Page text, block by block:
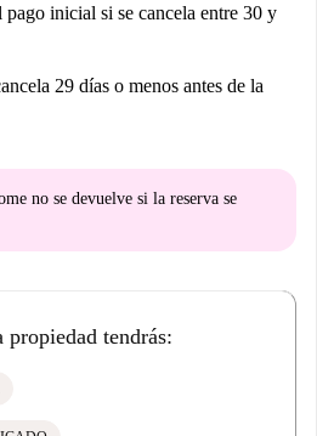
pago inicial si se cancela entre 30 y
29 días o menos antes de la
no se devuelve si la reserva se
propiedad tendrás: